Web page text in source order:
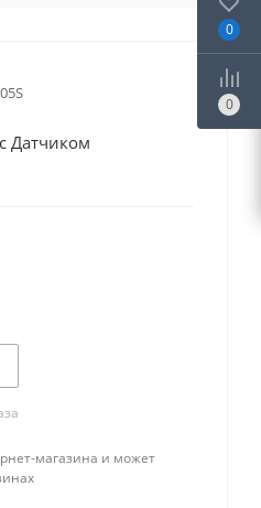
Датчиком
магазина и может
0
0